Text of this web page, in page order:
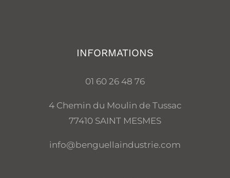
INFORMATIONS
01 60 26 48 76
4 Chemin du Moulin de Tussac
77410 SAINT MESMES
info@benguellaindustrie.com